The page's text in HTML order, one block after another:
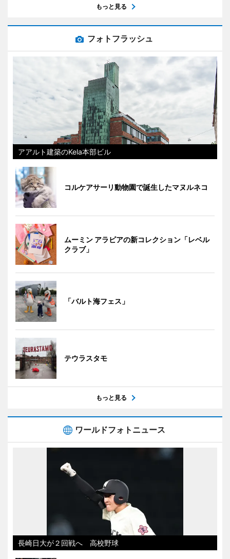
もっと見る
フォトフラッシュ
アアルト建築のKela本部ビル
コルケアサーリ動物園で誕生したマヌルネコ
ムーミン アラビアの新コレクション「レベル
クラブ」
「バルト海フェス」
テウラスタモ
もっと見る
ワールドフォトニュース
長崎日大が２回戦へ 高校野球